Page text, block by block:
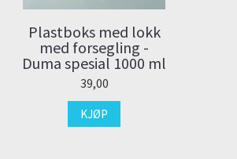
Plastboks med lokk
med forsegling -
Duma spesial 1000 ml
39,00
KJØP